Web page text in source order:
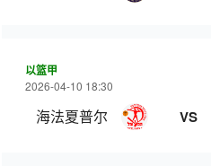
以篮甲
2026-04-10 18:30
海法夏普尔 VS